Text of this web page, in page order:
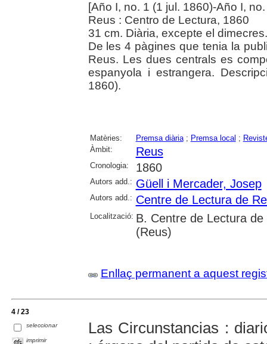
[Año I, no. 1 (1 jul. 1860)-Año I,
Reus : Centro de Lectura, 1860
31 cm. Diària, excepte el dimecres.
De les 4 pàgines que tenia la
Reus. Les dues centrals es
espanyola i estrangera.
1860).
Matèries: Premsa diària; Premsa local ;
Àmbit:
Reus
Cronologia: 1860
Autors add.: Güell i Mercader, Josep
Autors add.: Centre de Lectura de
Localització: B. Centre de Lectura
(Reus)
Enllaç permanent a aquest
4 / 23
seleccionar
imprimir
Las Circunstancias :